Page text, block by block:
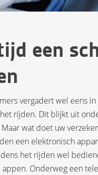
een
vergadert wel eens
rijden. Dit blijkt uit
wat doet uw
een elektronisch
het rijden wel
Onderweg een